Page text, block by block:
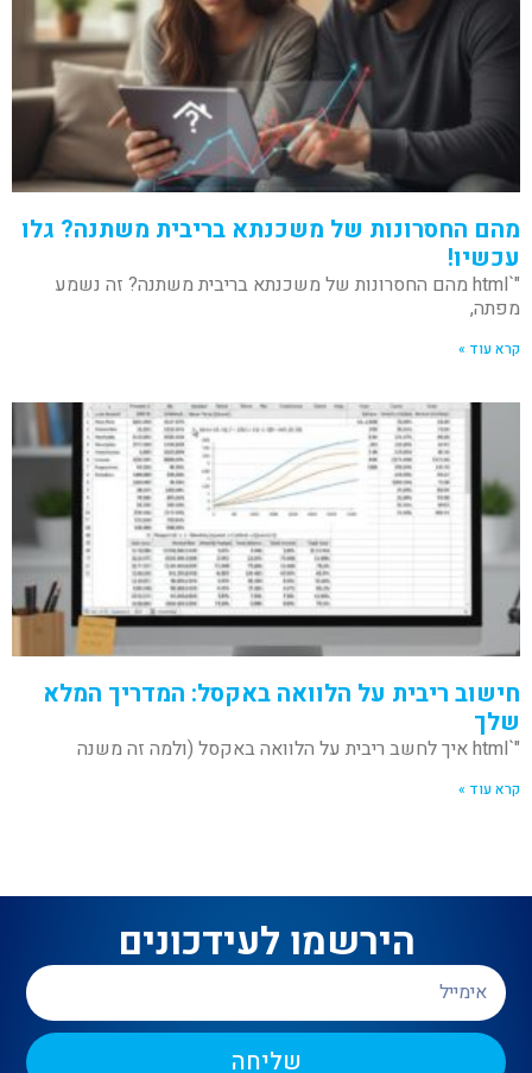
מהם החסרונות של משכנתא בריבית משתנה? גלו
עכשיו!
"`html מהם החסרונות של משכנתא בריבית משתנה? זה נשמע
מפתה,
קרא עוד »
חישוב ריבית על הלוואה באקסל: המדריך המלא
שלך
"`html איך לחשב ריבית על הלוואה באקסל (ולמה זה משנה
קרא עוד »
הירשמו לעידכונים
שליחה